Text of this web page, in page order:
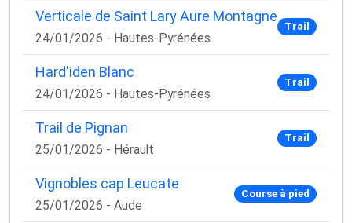
Verticale de Saint Lary Aure Montagne
24/01/2026 - Hautes-Pyrénées
Trail
Hard'iden Blanc
24/01/2026 - Hautes-Pyrénées
Trail
Trail de Pignan
25/01/2026 - Hérault
Trail
Vignobles cap Leucate
25/01/2026 - Aude
Course à pied